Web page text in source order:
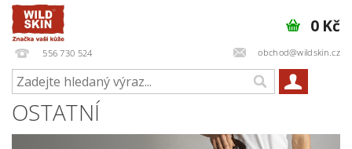
556 730 524 obchod@wildskin.cz
0 Kč
OSTATNÍ